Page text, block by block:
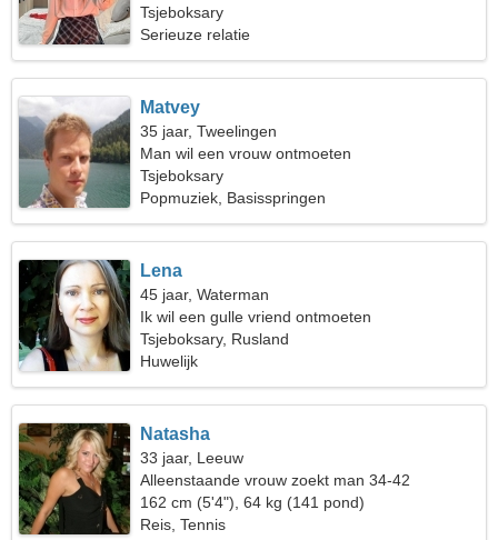
Tsjeboksary
Serieuze relatie
Matvey
35 jaar, Tweelingen
Man wil een vrouw ontmoeten
Tsjeboksary
Popmuziek, Basisspringen
Lena
45 jaar, Waterman
Ik wil een gulle vriend ontmoeten
Tsjeboksary, Rusland
Huwelijk
Natasha
33 jaar, Leeuw
Alleenstaande vrouw zoekt man 34-42
162 cm (5'4"), 64 kg (141 pond)
Reis, Tennis